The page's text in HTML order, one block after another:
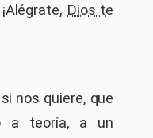
Dios te
nos quiere, que
a teoría, a un